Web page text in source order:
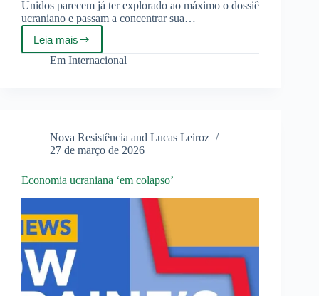
Unidos parecem já ter explorado ao máximo o dossiê
ucraniano e passam a concentrar sua…
Leia maisArmênia:
o
Em Internacional
Nova Resistência and Lucas Leiroz
27 de março de 2026
Economia ucraniana ‘em colapso’